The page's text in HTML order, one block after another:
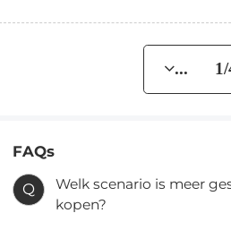
... 1/
FAQs
Q
Welk scenario is meer
kopen?